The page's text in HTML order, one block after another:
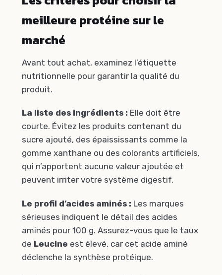
meilleure protéine sur le
marché
Avant tout achat, examinez l’étiquette
nutritionnelle pour garantir la qualité du
produit.
La liste des ingrédients : Elle doit être
courte. Évitez les produits contenant du
sucre ajouté, des épaississants comme la
gomme xanthane ou des colorants artificiels,
qui n’apportent aucune valeur ajoutée et
peuvent irriter votre système digestif.
Le profil d’acides aminés : Les marques
sérieuses indiquent le détail des acides
aminés pour 100 g. Assurez-vous que le taux
de Leucine est élevé, car cet acide aminé
déclenche la synthèse protéique.